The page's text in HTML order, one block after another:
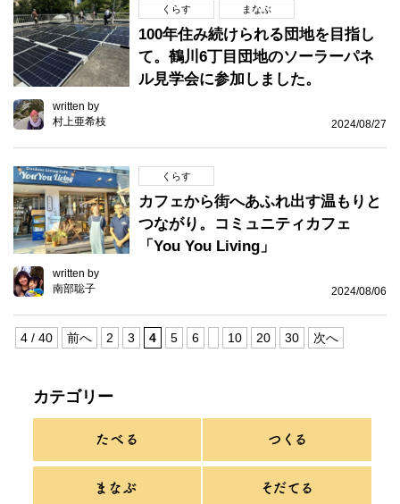
くらす まなぶ
100年住み続けられる団地を目指し
て。鶴川6丁目団地のソーラーパネ
ル見学会に参加しました。
written by
村上亜希枝
2024/08/27
くらす
カフェから街へあふれ出す温もりと
つながり。コミュニティカフェ
「You You Living」
written by
南部聡子
2024/08/06
4 / 40 前へ 2 3 4 5 6 10 20 30 次へ
カテゴリー